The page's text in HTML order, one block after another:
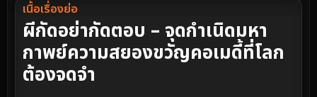
เนื้อเรื่องย่อ
ผีกัดอย่ากัดตอบ – จุดกำเนิดมหา
กาพย์ความสยองขวัญคอเมดี้ที่โลก
ต้องจดจำ